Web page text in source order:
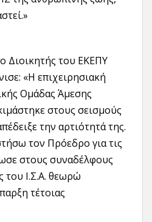
Διοικητής του ΕΚΕΠΥ
«Η επιχειρησιακή
Ομάδας Άμεσης
στους σεισμούς
την αρτιότητά της.
τον Πρόεδρο για τις
στους συναδέλφους
του Ι.Σ.Α. θεωρώ
τέτοιας